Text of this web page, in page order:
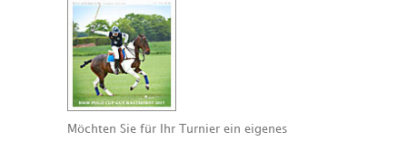
Möchten Sie für Ihr Turnier ein eigenes